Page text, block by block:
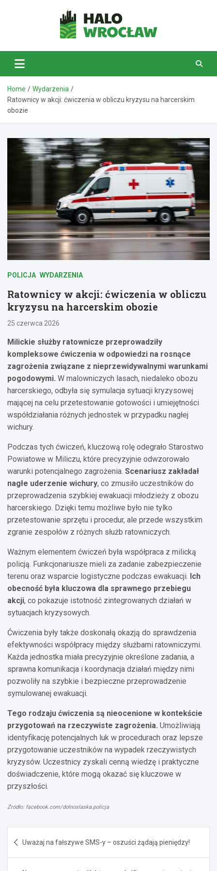
HaloWrocław.pl
Home
Wydarzenia
Ratownicy w akcji: ćwiczenia w obliczu kryzysu na harcerskim
obozie
POLICJA WYDARZENIA
Ratownicy w akcji: ćwiczenia w obliczu
kryzysu na harcerskim obozie
25 czerwca 2026
Milickie służby ratownicze przeprowadziły
kompleksowe ćwiczenia w odpowiedzi na rosnące
zagrożenia związane z nieprzewidywalnymi warunkami
pogodowymi. W malowniczych lasach, niedaleko obozu
harcerskiego, odbyła się symulacja sytuacji kryzysowej
mającej na celu przetestowanie gotowości i umiejętności
współdziałania różnych jednostek w przypadku nagłej
wichury.
Podczas tych ćwiczeń, kluczową rolę odegrało Starostwo
Powiatowe w Miliczu, które precyzyjnie odwzorowało
warunki potencjalnego zagrożenia. Scenariusz zakładał
nagłe uderzenie wichury, co zmusiło uczestników do
przeprowadzenia szybkiej ewakuacji młodzieży z obozu
harcerskiego. Dzięki temu możliwe było nie tylko
przetestowanie sprzętu i procedur, ale przede wszystkim
zgranie zespołów z różnych służb ratowniczych.
Ważnym elementem ćwiczeń była współpraca z milicką
policją. Funkcjonariusze mieli za zadanie zabezpieczenie
terenu oraz wsparcie logistyczne podczas ewakuacji. Ich
obecność była kluczowa dla sprawnego przebiegu
akcji, co pokazuje istotność zintegrowanych działań w
sytuacjach kryzysowych.
Ćwiczenia były także doskonałą okazją do sprawdzenia
efektywności współpracy między służbami ratowniczymi.
Każda jednostka miała precyzyjnie określone zadania, a
sprawna komunikacja i koordynacja działań między nimi
pozwoliły na szybkie i bezpieczne przeprowadzenie
symulowanej ewakuacji.
Tego rodzaju ćwiczenia są nieocenione w kontekście
przygotowań na rzeczywiste zagrożenia. Umożliwiają
identyfikację potencjalnych luk w procedurach oraz lepsze
przygotowanie uczestników na wypadek rzeczywistych
kryzysów. Uczestnicy zyskali cenną wiedzę i praktyczne
doświadczenie, które mogą okazać się kluczowe w
przyszłości.
Źródło: facebook.com/dolnoslaska.policja
wpisu
Uważaj na fałszywe SMS-y – oszuści żądają pieniędzy!